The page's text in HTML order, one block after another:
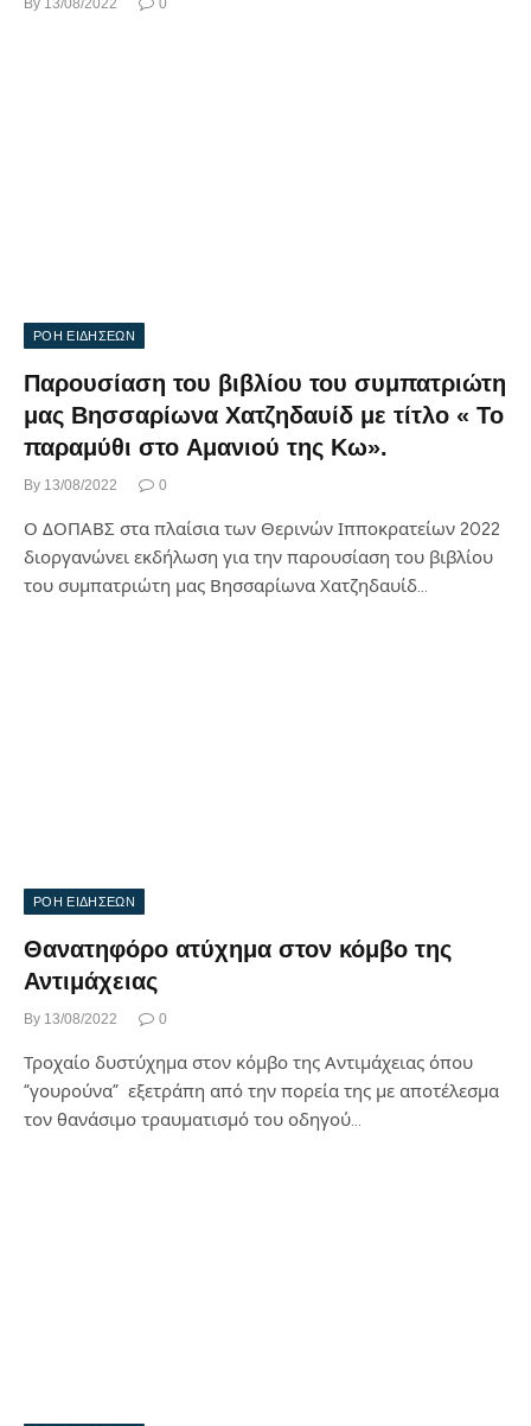
By 13/08/2022 0
ΡΟΗ ΕΙΔΗΣΕΩΝ
Παρουσίαση του βιβλίου του συμπατριώτη
μας Βησσαρίωνα Χατζηδαυίδ με τίτλο « Το
παραμύθι στο Αμανιού της Κω».
By 13/08/2022 0
Ο ΔΟΠΑΒΣ στα πλαίσια των Θερινών Ιπποκρατείων 2022
διοργανώνει εκδήλωση για την παρουσίαση του βιβλίου
του συμπατριώτη μας Βησσαρίωνα Χατζηδαυίδ…
ΡΟΗ ΕΙΔΗΣΕΩΝ
Θανατηφόρο ατύχημα στον κόμβο της
Αντιμάχειας
By 13/08/2022 0
Τροχαίο δυστύχημα στον κόμβο της Αντιμάχειας όπου
“γουρούνα” εξετράπη από την πορεία της με αποτέλεσμα
τον θανάσιμο τραυματισμό του οδηγού…